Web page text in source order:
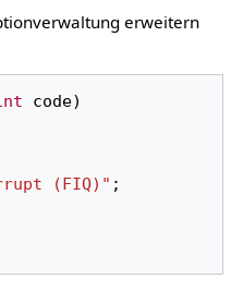
erweitern
code)
(FIQ)" ;